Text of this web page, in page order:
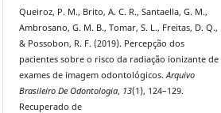
Queiroz, P. M., Brito, A. C. R., Santaella, G. M.,
Ambrosano, G. M. B., Tomar, S. L., Freitas, D. Q.,
& Possobon, R. F. (2019). Percepção dos
pacientes sobre o risco da radiação ionizante de
exames de imagem odontológicos.Arquivo
Brasileiro De Odontologia, 13(1), 124–129.
Recuperado de